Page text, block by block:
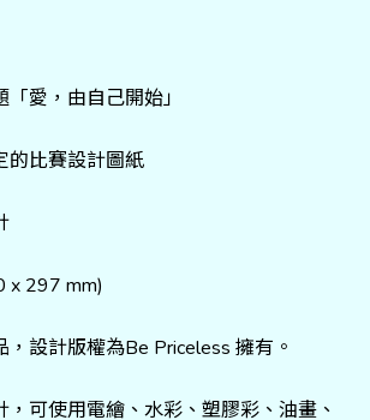
愛，由自己開始」
的比賽設計圖紙
x 297 mm)
設計版權為Be Priceless 擁有。
，可使用電繪、水彩、塑膠彩、油畫、